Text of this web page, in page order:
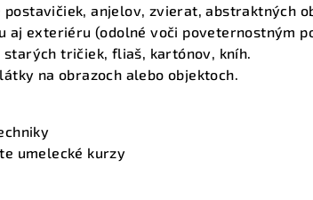
postavičiek, anjelov, zvierat, abstraktných
aj exteriéru (odolné voči poveternostným
starých tričiek, fliaš, kartónov, kníh.
na obrazoch alebo objektoch.
umelecké kurzy